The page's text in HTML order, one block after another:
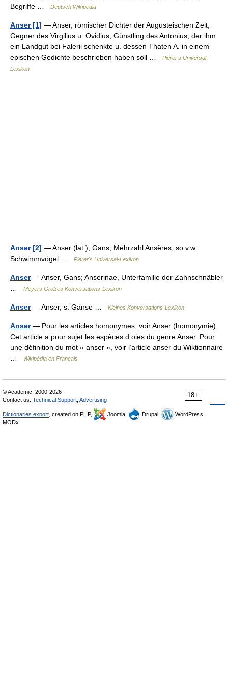
Begriffe …
Deutsch Wikipedia
Anser [1] — Anser, römischer Dichter der Augusteischen Zeit,
Gegner des Virgilius u. Ovidius, Günstling des Antonius, der ihm
ein Landgut bei Falerii schenkte u. dessen Thaten A. in einem
epischen Gedichte beschrieben haben soll …
Pierer's Universal-
Lexikon
Anser [2] — Anser (lat.), Gans; Mehrzahl Ansĕres; so v.w.
Schwimmvögel …
Pierer's Universal-Lexikon
Anser— Anser, Gans; Anserinae, Unterfamilie der Zahnschnäbler
Meyers Großes Konversations-Lexikon
Anser— Anser, s. Gänse … Kleines Konversations-Lexikon
Anser— Pour les articles homonymes, voir Anser (homonymie).
Cet article a pour sujet les espèces d oies du genre Anser. Pour
une définition du mot « anser », voir l’article anser du Wiktionnaire
Wikipédia en Français
18+
© Academic, 2000-2026
Contact us: Technical Support Advertising
Dictionaries export , created on PHP, Joomla, Drupal,
WordPress,
MODx.